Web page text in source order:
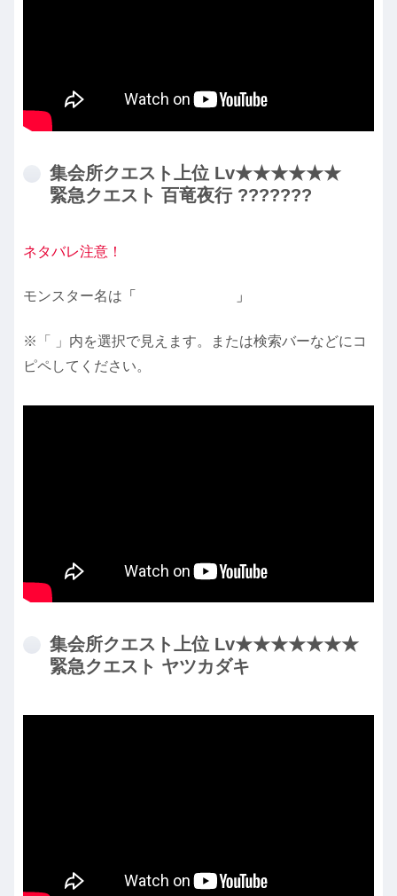
集会所クエスト上位 Lv★★★★★★
緊急クエスト 百竜夜行 ???????
ネタバレ注意！
モンスター名は 「 」
※「 」内を選択で見えます。または検索バーなどにコ
ピペしてください。
集会所クエスト上位 Lv★★★★★★★
緊急クエスト ヤツカダキ